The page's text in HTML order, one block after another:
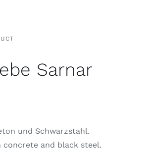
Sarnar
und Schwarzstahl.
and black steel.